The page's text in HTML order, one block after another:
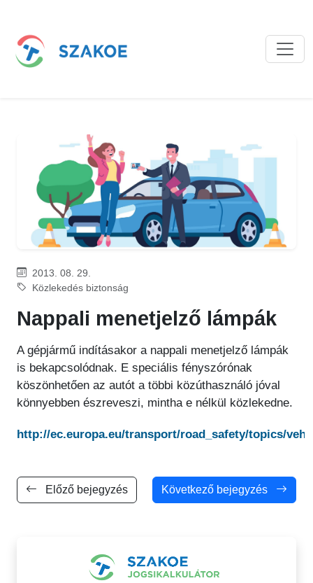
2013. 08. 29.
Közlekedés biztonság
Nappali menetjelző lámpák
A gépjármű indításakor a nappali menetjelző lámpák
is bekapcsolódnak. E speciális fényszórónak
köszönhetően az autót a többi közúthasználó jóval
könnyebben észreveszi, mintha e nélkül közlekedne.
http://ec.europa.eu/transport/road_safety/topics/
Előző bejegyzés Következő bejegyzés